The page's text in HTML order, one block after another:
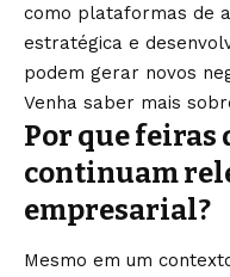
como plataformas de
estratégica e
podem gerar novos
Venha saber mais
Por que feiras
continuam
empresarial?
Mesmo em um